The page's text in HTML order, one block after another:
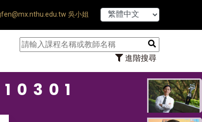
吳小姐
進階搜尋
【7/31】114